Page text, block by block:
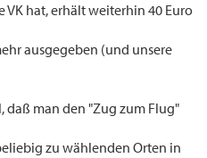
hat, erhält weiterhin 40 Euro
ausgegeben (und unsere
daß man den "Zug zum Flug"
zu wählenden Orten in